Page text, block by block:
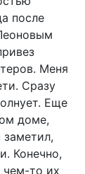
после
Меня
Сразу
Еще
доме,
Конечно,
чем-то их